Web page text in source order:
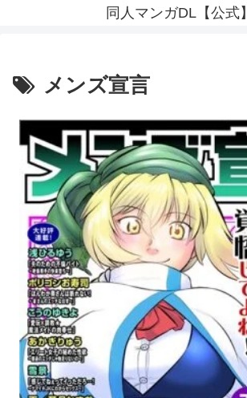
同人マンガDL【公式】
メンズ宣言